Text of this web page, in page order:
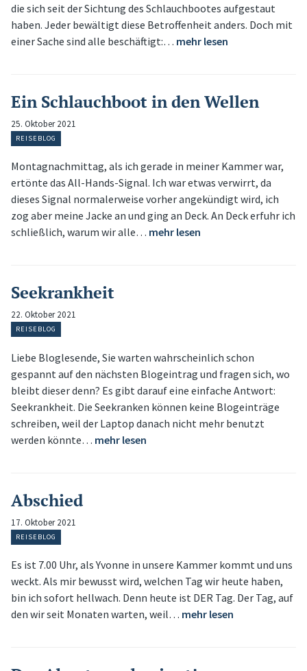
die sich seit der Sichtung des Schlauchbootes aufgestaut
haben. Jeder bewältigt diese Betroffenheit anders. Doch mit
einer Sache sind alle beschäftigt:… mehr lesen
Ein Schlauchboot in den Wellen
25. Oktober 2021
REISEBLOG
Montagnachmittag, als ich gerade in meiner Kammer war,
ertönte das All-Hands-Signal. Ich war etwas verwirrt, da
dieses Signal normalerweise vorher angekündigt wird, ich
zog aber meine Jacke an und ging an Deck. An Deck erfuhr ich
schließlich, warum wir alle… mehr lesen
Seekrankheit
22. Oktober 2021
REISEBLOG
Liebe Bloglesende, Sie warten wahrscheinlich schon
gespannt auf den nächsten Blogeintrag und fragen sich, wo
bleibt dieser denn? Es gibt darauf eine einfache Antwort:
Seekrankheit. Die Seekranken können keine Blogeinträge
schreiben, weil der Laptop danach nicht mehr benutzt
werden könnte… mehr lesen
Abschied
17. Oktober 2021
REISEBLOG
Es ist 7.00 Uhr, als Yvonne in unsere Kammer kommt und uns
weckt. Als mir bewusst wird, welchen Tag wir heute haben,
bin ich sofort hellwach. Denn heute ist DER Tag. Der Tag, auf
den wir seit Monaten warten, weil… mehr lesen